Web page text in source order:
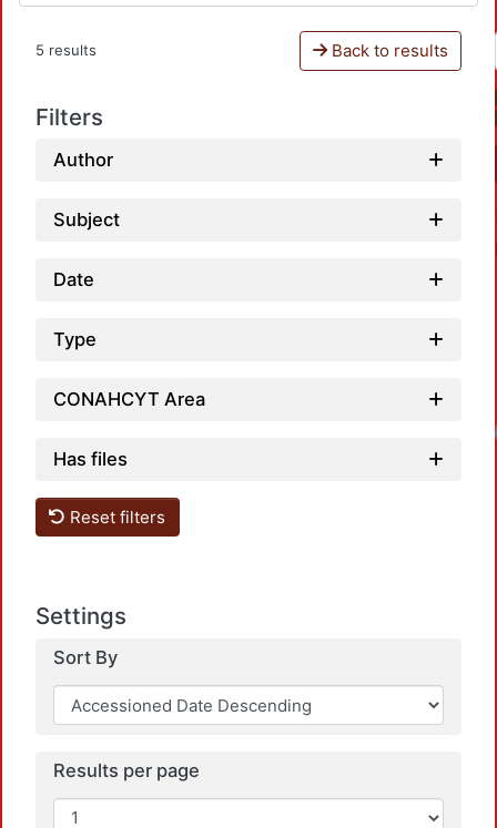
5 results Back to results
Filters
Author
Subject
Date
Type
CONAHCYT Area
Has files
Reset filters
Settings
Sort By
Results per page